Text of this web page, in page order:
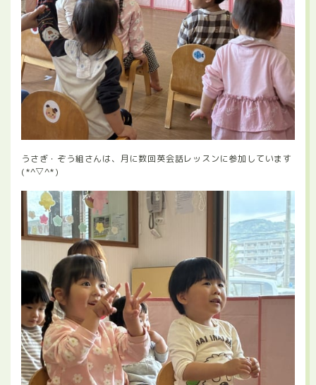
うさぎ・ぞう組さんは、月に数回英会話レッスンに参加しています
(*^▽^*)